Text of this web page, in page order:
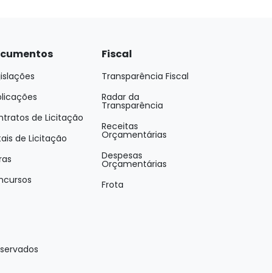
de Licitação
de Licitação
Fiscal
Transparência Fiscal
Radar da
Transparência
Receitas
Orçamentárias
Despesas
Orçamentárias
Frota